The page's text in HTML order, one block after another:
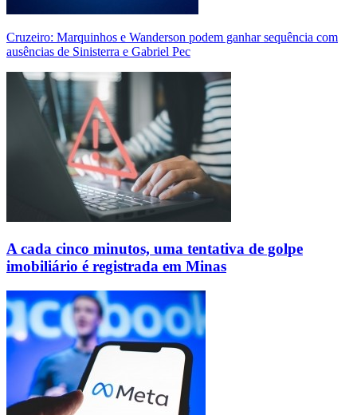
Cruzeiro: Marquinhos e Wanderson podem ganhar sequência com
ausências de Sinisterra e Gabriel Pec
A cada cinco minutos, uma tentativa de golpe
imobiliário é registrada em Minas